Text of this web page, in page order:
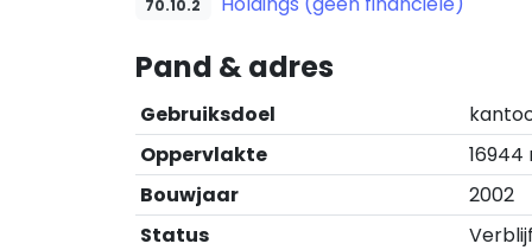
70.10.2
Pand & adres
Gebruiksdoel
Oppervlakte
16944
Bouwjaar
2002
Status